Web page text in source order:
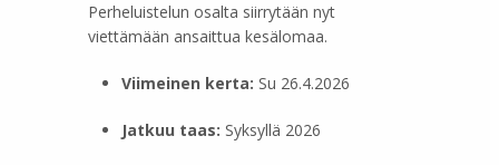
Perheluistelun osalta siirrytään nyt
viettämään ansaittua kesälomaa.
Viimeinen kerta: Su 26.4.2026
Jatkuu taas: Syksyllä 2026